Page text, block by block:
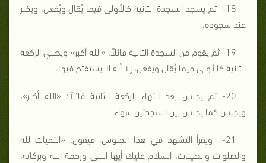
18- ثم يسجد السجدة الثانية كالأولى فيما يُقال ويُفعل، ويكبر
عند سجوده.
19- ثم يقوم من السجدة الثانية قائلاً: «الله أكبر» ويصلي الركعة
الثانية كالأولى فيما يُقال ويفعل، إلا أنه لا يستفتح فيها.
20- ثم يجلس بعد انتهاء الركعة الثانية قائلاً: «الله أكبر»،
ويجلس كما يجلس بين السجدتين سواء.
21- ويقرأ التشهد في هذا الجلوس، فيقول: «التحيات لله
والصلوات والطيبات، السلام عليك أيها النبي ورحمة الله وبركاته،